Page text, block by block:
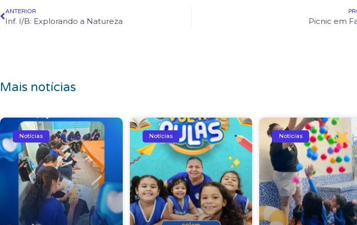
ANTERIOR
Inf. I/B: Explorando a Natureza Picnic em
Mais notícias
Notícias Notícias Notícias